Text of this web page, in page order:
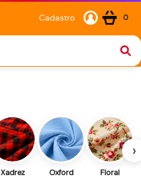
Cadastro 0
Xadrez Oxford Floral
›